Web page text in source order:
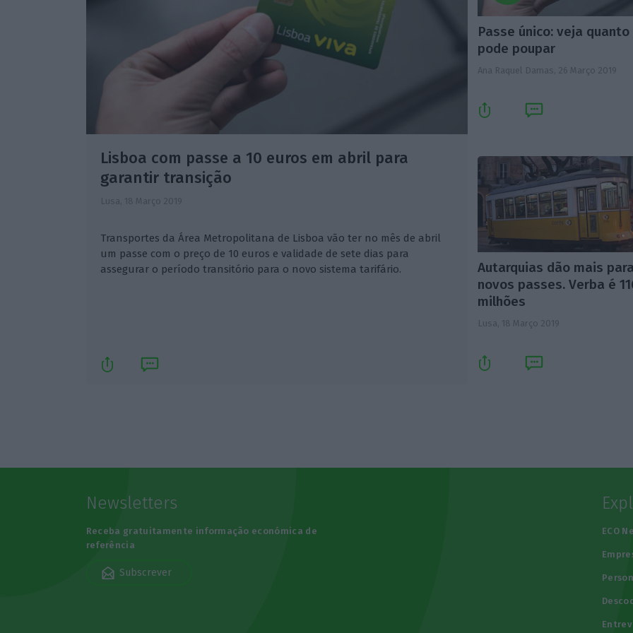
Lisboa com passe a 10 euros em abril para
garantir transição
Lusa, 18 Março 2019
Transportes da Área Metropolitana de Lisboa vão ter no mês de abril
um passe com o preço de 10 euros e validade de sete dias para
assegurar o período transitório para o novo sistema tarifário.
Passe único: veja quanto
pode poupar
Ana Raquel Damas, 26 Março 2019
Autarquias dão mais
novos passes. Verba é
milhões
Lusa, 18 Março 2019
Newsletters
Receba gratuitamente informação económica de
referência
Subscrever
ECO